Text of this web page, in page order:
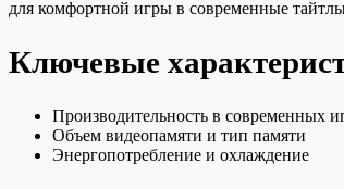
для комфортной игры в современные
Ключевые
Производительность в современных
Объем видеопамяти и тип памяти
Энергопотребление и охлаждение